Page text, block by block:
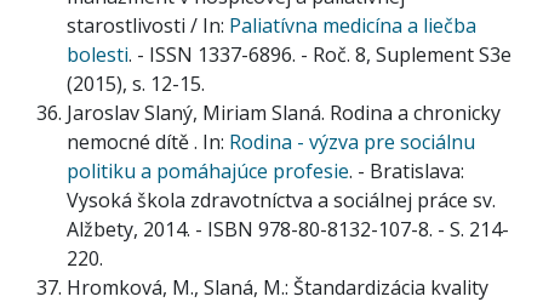
starostlivosti / In: Paliatívna medicína a liečba
bolesti. - ISSN 1337-6896. - Roč. 8, Suplement S3e
(2015), s. 12-15.
Jaroslav Slaný, Miriam Slaná. Rodina a chronicky
nemocné dítě . In: Rodina - výzva pre sociálnu
politiku a pomáhajúce profesie. - Bratislava:
Vysoká škola zdravotníctva a sociálnej práce sv.
Alžbety, 2014. - ISBN 978-80-8132-107-8. - S. 214-
220.
Hromková, M., Slaná, M.: Štandardizácia kvality